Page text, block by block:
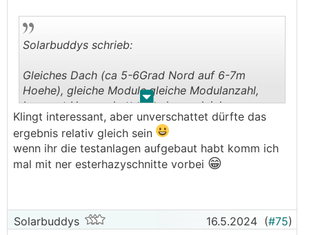
. .
Solarbuddys schrieb:
Gleiches Dach (ca 5-6Grad Nord auf 6-7m
Hoehe), gleiche Module,gleiche Modulanzahl,
bewusst Unverschattet , nahezu gleiche
Kabellaengen, 3 verschiedene Hersteller mit den
jeweiligen Top-Geraeten (10KW und
Speicherfaehig).
Schauma mal was dabei rauskommt😁
Klingt interessant, aber unverschattet dürfte das
ergebnis relativ gleich sein
wenn ihr die testanlagen aufgebaut habt komm ich
mal mit ner esterhazyschnitte vorbei 😁
Solarbuddys 16.5.2024 (#75)